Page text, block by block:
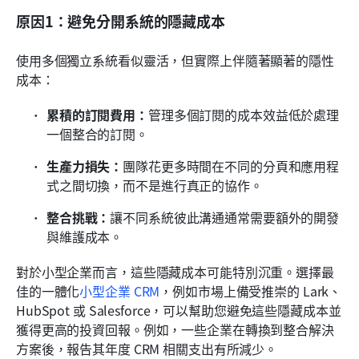
原因1：避免分開系統的隱藏成本
使用多個獨立系統看似靈活，但實際上伴隨著顯著的隱性
成本：
累積的訂閱費用： 管理多個訂閱的成本效益低於處理
一個整合的訂閱。
生產力損失： 團隊花更多時間在不同的分頁和應用程
式之間切換，而不是進行真正的協作。
整合挑戰：讓不同系統彼此溝通通常需要額外的開發
與維護成本。
對於小型企業而言，這些隱藏成本可能特別沉重。選擇最
佳的一體化小型企業 CRM ，例如市場上備受推崇的 Lark、
HubSpot 或 Salesforce，可以幫助您避免這些隱藏成本並
獲得更高的投資回報。例如，一些企業在轉換到整合解決
方案後，報告其年度 CRM 相關支出有所減少。